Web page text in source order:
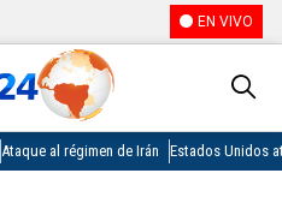
EN VIVO
Ataque al régimen de Irán Estados Unidos